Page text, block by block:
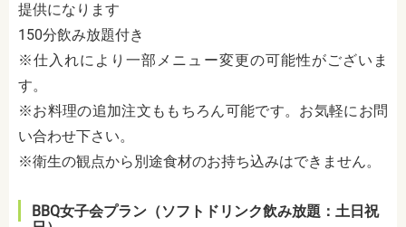
提供になります
150分飲み放題付き
※仕入れにより一部メニュー変更の可能性がございま
す。
※お料理の追加注文ももちろん可能です。お気軽にお問
い合わせ下さい。
※衛生の観点から別途食材のお持ち込みはできません。
BBQ女子会プラン（ソフトドリンク飲み放題：土日祝